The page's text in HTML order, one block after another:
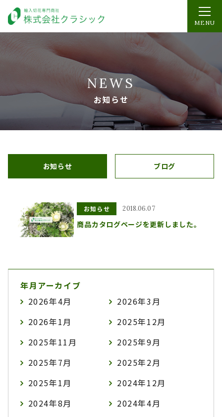
MENU
NEWS
お知らせ
お知らせ ブログ
お知らせ 2018.06.07
商品カタログページを更新しました。
年月アーカイブ
2026年4月
2026年3月
2026年1月
2025年12月
2025年11月
2025年9月
2025年7月
2025年2月
2025年1月
2024年12月
2024年8月
2024年4月